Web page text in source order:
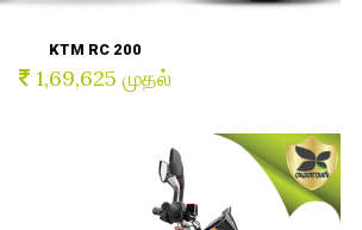
KTM RC 200
1,69,625 முதல்